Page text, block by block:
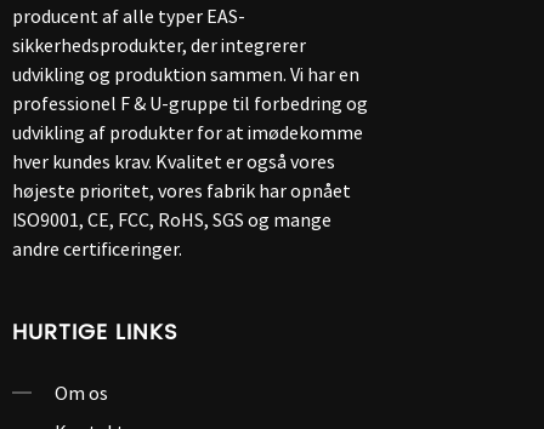
producent af alle typer EAS-
sikkerhedsprodukter, der integrerer
udvikling og produktion sammen. Vi har en
professionel F & U-gruppe til forbedring og
udvikling af produkter for at imødekomme
hver kundes krav. Kvalitet er også vores
højeste prioritet, vores fabrik har opnået
ISO9001, CE, FCC, RoHS, SGS og mange
andre certificeringer.
HURTIGE LINKS
Om os